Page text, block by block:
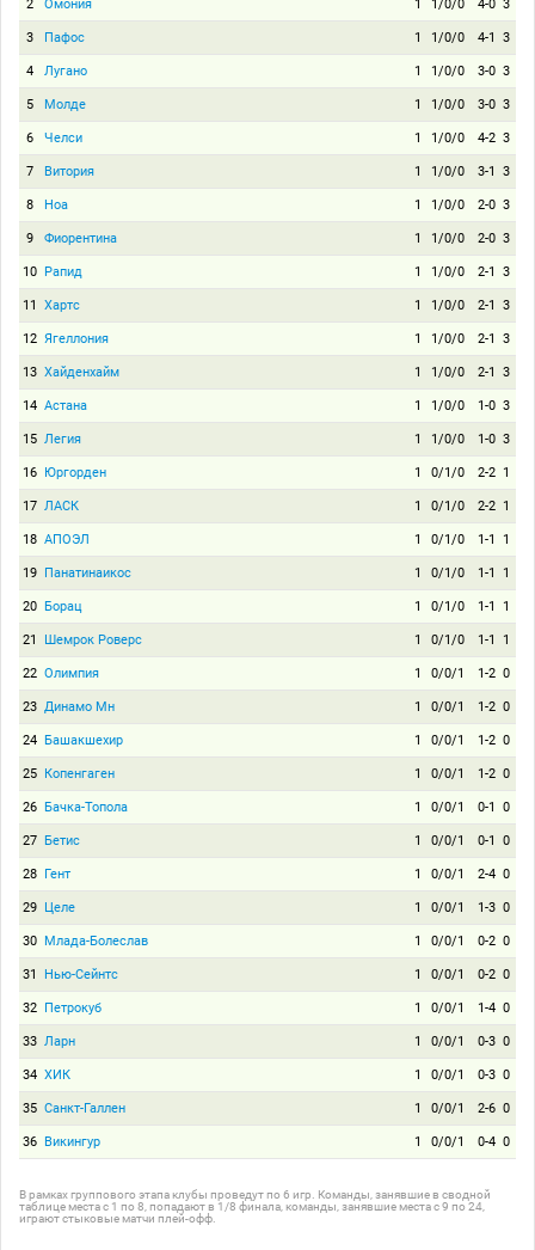
2 Омония 1 1/0/0 4-0 3
3 Пафос 1 1/0/0 4-1 3
4 Лугано 1 1/0/0 3-0 3
5 Молде 1 1/0/0 3-0 3
6 Челси 1 1/0/0 4-2 3
7 Витория 1 1/0/0 3-1 3
8 Ноа 1 1/0/0 2-0 3
9 Фиорентина 1 1/0/0 2-0 3
10 Рапид 1 1/0/0 2-1 3
11 Хартс 1 1/0/0 2-1 3
12 Ягеллония 1 1/0/0 2-1 3
13 Хайденхайм 1 1/0/0 2-1 3
14 Астана 1 1/0/0 1-0 3
15 Легия 1 1/0/0 1-0 3
16 Юргорден 1 0/1/0 2-2 1
17 ЛАСК 1 0/1/0 2-2 1
18 АПОЭЛ 1 0/1/0 1-1 1
19 Панатинаикос 1 0/1/0 1-1 1
20 Борац 1 0/1/0 1-1 1
21 Шемрок Роверс 1 0/1/0 1-1 1
22 Олимпия 1 0/0/1 1-2 0
23 Динамо Мн 1 0/0/1 1-2 0
24 Башакшехир 1 0/0/1 1-2 0
25 Копенгаген 1 0/0/1 1-2 0
26 Бачка-Топола 1 0/0/1 0-1 0
27 Бетис 1 0/0/1 0-1 0
28 Гент 1 0/0/1 2-4 0
29 Целе 1 0/0/1 1-3 0
30 Млада-Болеслав 1 0/0/1 0-2 0
31 Нью-Сейнтс 1 0/0/1 0-2 0
32 Петрокуб 1 0/0/1 1-4 0
33 Ларн 1 0/0/1 0-3 0
34 ХИК 1 0/0/1 0-3 0
35 Санкт-Галлен 1 0/0/1 2-6 0
36 Викингур 1 0/0/1 0-4 0
В рамках группового этапа клубы проведут по 6 игр. Команды, занявшие в сводной
таблице места с 1 по 8, попадают в 1/8 финала, команды, занявшие места с 9 по 24,
играют стыковые матчи плей-офф.